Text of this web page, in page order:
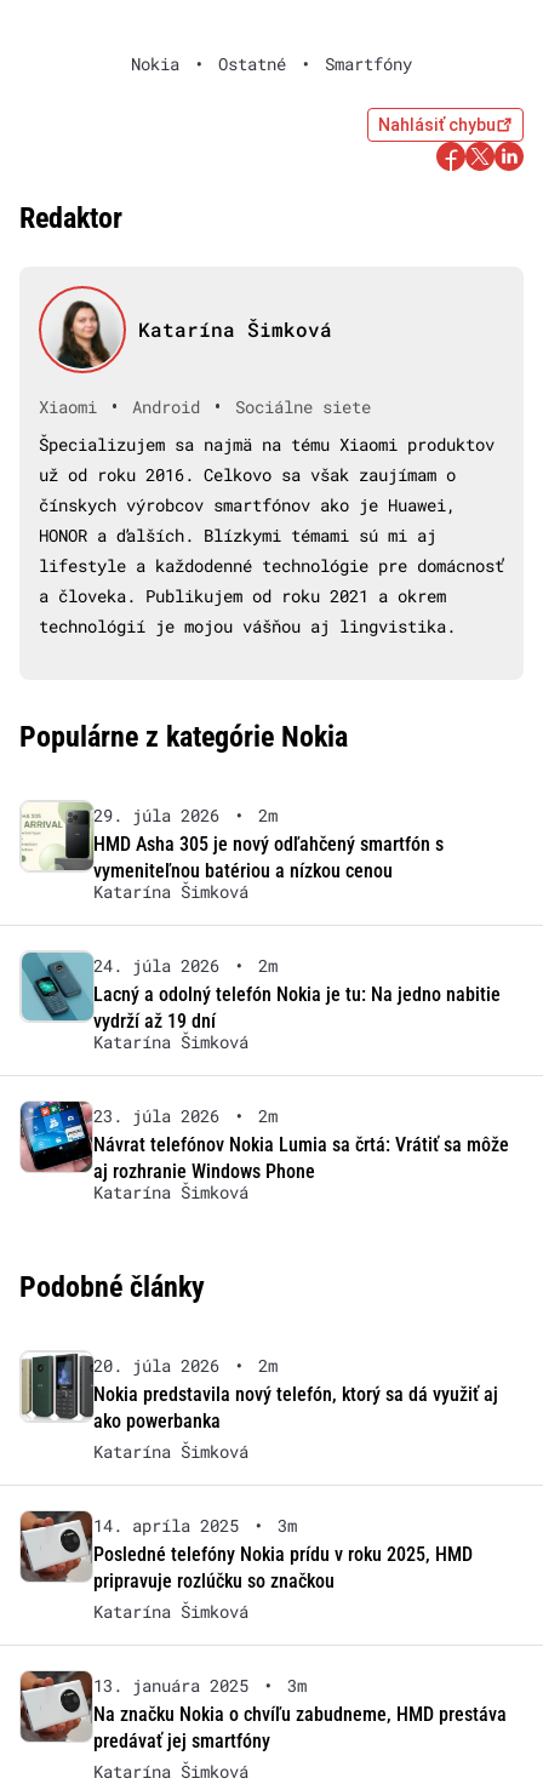
Nokia • Ostatné • Smartfóny
Nahlásiť chybu
Redaktor
Katarína Šimková
Xiaomi • Android •
Sociálne siete
Špecializujem sa najmä na tému Xiaomi produktov
už od roku 2016. Celkovo sa však zaujímam o
čínskych výrobcov smartfónov ako je Huawei,
HONOR a ďalších. Blízkymi témami sú mi aj
lifestyle a každodenné technológie pre domácnosť
a človeka. Publikujem od roku 2021 a okrem
technológií je mojou vášňou aj lingvistika.
Populárne z kategórie Nokia
29. júla 2026 •
2m
HMD Asha 305 je nový odľahčený smartfón s
vymeniteľnou batériou a nízkou cenou
Katarína Šimková
24. júla 2026 •
2m
Lacný a odolný telefón Nokia je tu: Na jedno nabitie
vydrží až 19 dní
Katarína Šimková
23. júla 2026 •
2m
Návrat telefónov Nokia Lumia sa črtá: Vrátiť sa môže
aj rozhranie Windows Phone
Katarína Šimková
Podobné články
20. júla 2026 •
2m
Nokia predstavila nový telefón, ktorý sa dá využiť aj
ako powerbanka
Katarína Šimková
14. apríla 2025 •
3m
Posledné telefóny Nokia prídu v roku 2025, HMD
pripravuje rozlúčku so značkou
Katarína Šimková
13. januára 2025 •
3m
Na značku Nokia o chvíľu zabudneme, HMD prestáva
predávať jej smartfóny
Katarína Šimková